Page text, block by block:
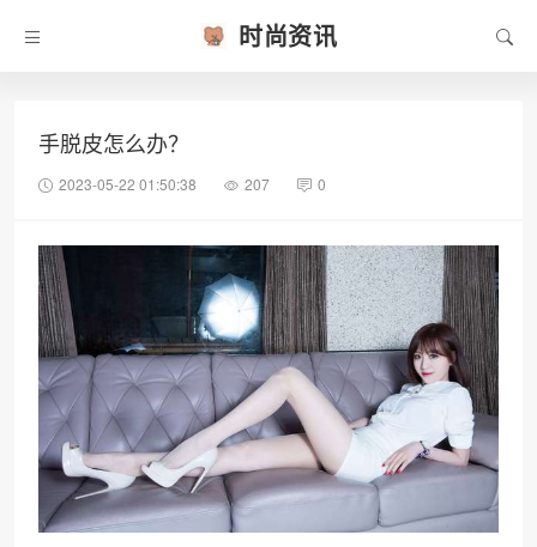
时尚资讯
手脱皮怎么办？
2023-05-22 01:50:38 207 0